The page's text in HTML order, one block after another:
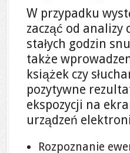
W przypadku
zacząć od analizy
stałych godzin
także
książek czy
pozytywne
ekspozycji na
urządzeń
Rozpoznanie